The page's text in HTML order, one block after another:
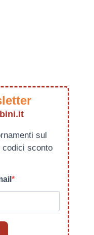
sul
codici sconto